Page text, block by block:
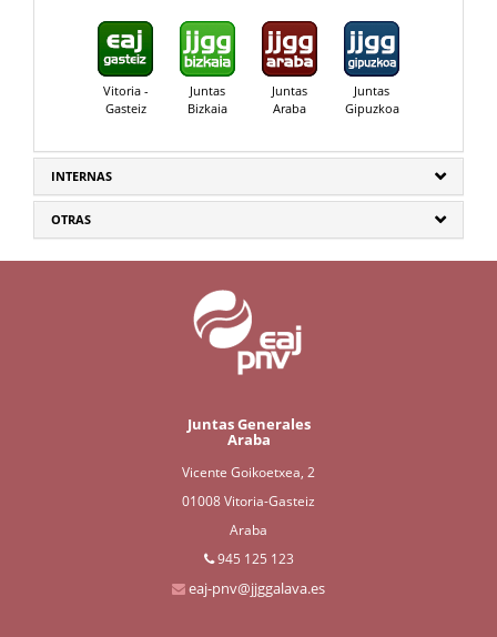
Vitoria -
Gasteiz
Juntas
Bizkaia
Juntas
Araba
Juntas
Gipuzkoa
INTERNAS
OTRAS
Juntas Generales
Araba
Vicente Goikoetxea, 2
01008 Vitoria-Gasteiz
Araba
945 125 123
eaj-pnv@jjggalava.es